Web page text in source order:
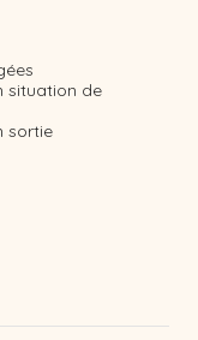
situation de
sortie